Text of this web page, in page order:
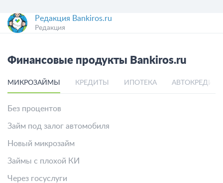
Редакция Bankiros.ru
Редакция
Финансовые продукты Bankiros.ru
МИКРОЗАЙМЫ КРЕДИТЫ ИПОТЕКА
Без процентов
Займ под залог автомобиля
Новый микрозайм
Займы с плохой КИ
Через госуслуги